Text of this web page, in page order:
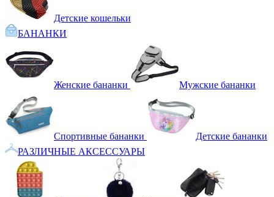
Детские кошельки
БАНАНКИ
Женские бананки Мужские бананки
Спортивные бананки
Детские бананки
РАЗЛИЧНЫЕ АКСЕССУАРЫ